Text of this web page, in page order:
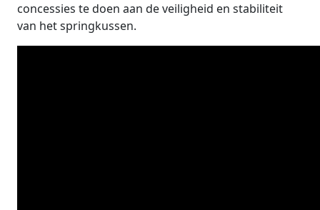
concessies te doen aan de veiligheid en stabiliteit
van het springkussen.